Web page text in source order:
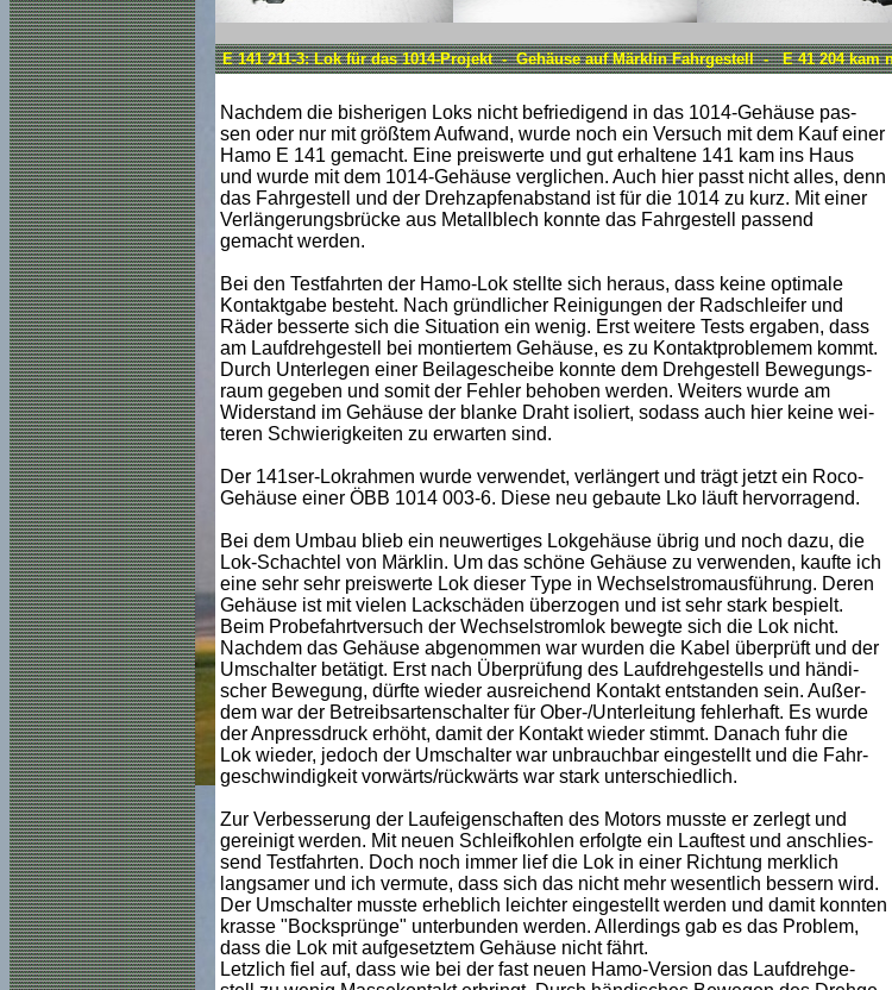
E 141 211-3: Lok für das 1014-Projekt - Gehäuse auf Märklin Fahrgestell - E 41 204 kam
Nachdem die bisherigen Loks nicht befriedigend in das 1014-Gehäuse pas-
sen oder nur mit größtem Aufwand, wurde noch ein Versuch mit dem Kauf einer
Hamo E 141 gemacht. Eine preiswerte und gut erhaltene 141 kam ins Haus
und wurde mit dem 1014-Gehäuse verglichen. Auch hier passt nicht alles, denn
das Fahrgestell und der Drehzapfenabstand ist für die 1014 zu kurz. Mit einer
Verlängerungsbrücke aus Metallblech konnte das Fahrgestell passend
gemacht werden.
Bei den Testfahrten der Hamo-Lok stellte sich heraus, dass keine optimale
Kontaktgabe besteht. Nach gründlicher Reinigungen der Radschleifer und
Räder besserte sich die Situation ein wenig. Erst weitere Tests ergaben, dass
am Laufdrehgestell bei montiertem Gehäuse, es zu Kontaktproblemem kommt.
Durch Unterlegen einer Beilagescheibe konnte dem Drehgestell Bewegungs-
raum gegeben und somit der Fehler behoben werden. Weiters wurde am
Widerstand im Gehäuse der blanke Draht isoliert, sodass auch hier keine wei-
teren Schwierigkeiten zu erwarten sind.
Der 141ser-Lokrahmen wurde verwendet, verlängert und trägt jetzt ein Roco-
Gehäuse einer ÖBB 1014 003-6. Diese neu gebaute Lko läuft hervorragend.
Bei dem Umbau blieb ein neuwertiges Lokgehäuse übrig und noch dazu, die
Lok-Schachtel von Märklin. Um das schöne Gehäuse zu verwenden, kaufte ich
eine sehr sehr preiswerte Lok dieser Type in Wechselstromausführung. Deren
Gehäuse ist mit vielen Lackschäden überzogen und ist sehr stark bespielt.
Beim Probefahrtversuch der Wechselstromlok bewegte sich die Lok nicht.
Nachdem das Gehäuse abgenommen war wurden die Kabel überprüft und der
Umschalter betätigt. Erst nach Überprüfung des Laufdrehgestells und händi-
scher Bewegung, dürfte wieder ausreichend Kontakt entstanden sein. Außer-
dem war der Betreibsartenschalter für Ober-/Unterleitung fehlerhaft. Es wurde
der Anpressdruck erhöht, damit der Kontakt wieder stimmt. Danach fuhr die
Lok wieder, jedoch der Umschalter war unbrauchbar eingestellt und die Fahr-
geschwindigkeit vorwärts/rückwärts war stark unterschiedlich.
Zur Verbesserung der Laufeigenschaften des Motors musste er zerlegt und
gereinigt werden. Mit neuen Schleifkohlen erfolgte ein Lauftest und anschlies-
send Testfahrten. Doch noch immer lief die Lok in einer Richtung merklich
langsamer und ich vermute, dass sich das nicht mehr wesentlich bessern wird.
Der Umschalter musste erheblich leichter eingestellt werden und damit konnten
krasse "Bocksprünge" unterbunden werden. Allerdings gab es das Problem,
dass die Lok mit aufgesetztem Gehäuse nicht fährt.
Letzlich fiel auf, dass wie bei der fast neuen Hamo-Version das Laufdrehge-